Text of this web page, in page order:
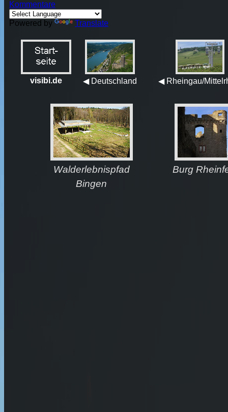
Kommentare
Powered by Translate
visibi.de ◀ Deutschland ◀ Rheingau/
Walderlebnispfad
Bingen
Burg